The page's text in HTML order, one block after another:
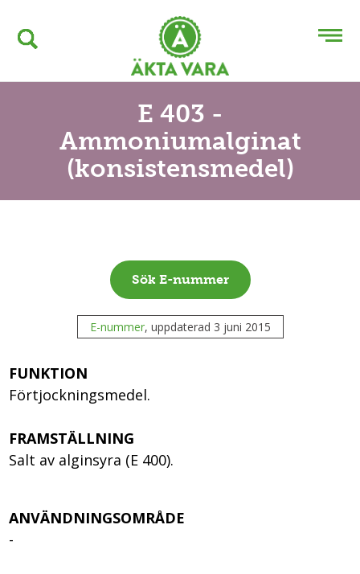
E 403 -
Ammoniumalginat
(konsistensmedel)
Sök E-nummer
E-nummer, uppdaterad 3 juni 2015
FUNKTION
Förtjockningsmedel.
FRAMSTÄLLNING
Salt av alginsyra (E 400).
ANVÄNDNINGSOMRÅDE
-